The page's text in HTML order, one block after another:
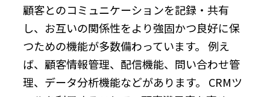
顧客とのコミュニケーションを記録・共有
し、お互いの関係性をより強固かつ良好に保
つための機能が多数備わっています。 例え
ば、顧客情報管理、配信機能、問い合わせ管
理、データ分析機能などがあります。 CRMツ